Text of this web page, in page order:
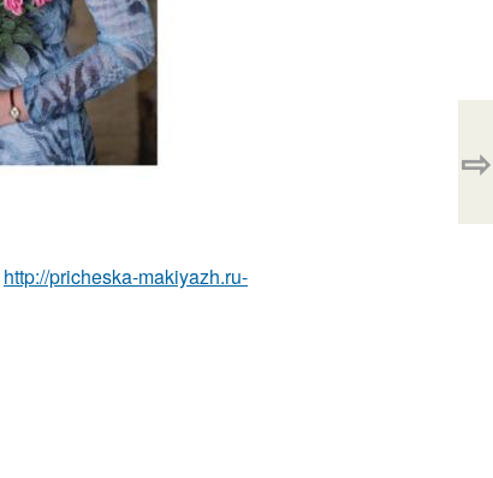
http://pricheska-makiyazh.ru-
⇨